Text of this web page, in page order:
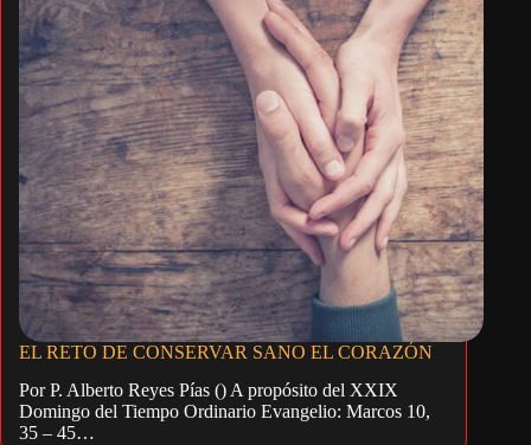
EL RETO DE CONSERVAR SANO EL CORAZÓN
Por P. Alberto Reyes Pías () A propósito del XXIX
Domingo del Tiempo Ordinario Evangelio: Marcos 10,
35 – 45…